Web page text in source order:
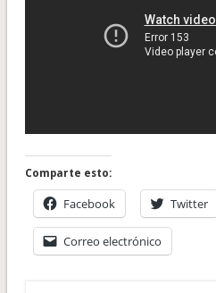
Comparte esto:
Facebook Twitter
Correo electrónico